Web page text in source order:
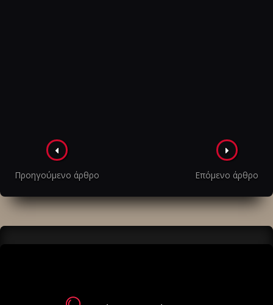
Πλοήγηση
στα
άρθρα
Προηγούμενο άρθρο Επόμενο άρθρο